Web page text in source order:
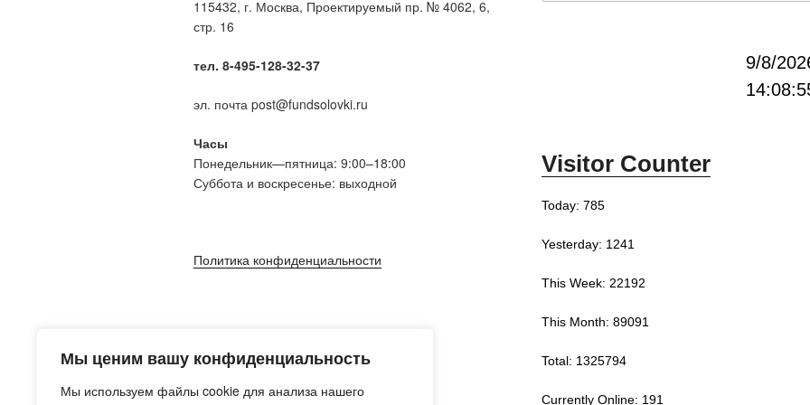
Мы ценим вашу конфиденциальность
Мы используем файлы cookie для анализа нашего
115432, г. Москва, Проектируемый пр. № 4062, 6,
стр. 16
тел. 8-495-128-32-37
эл. почта post@fundsolovki.ru
Часы
Понедельник—пятница: 9:00–18:00
Суббота и воскресенье: выходной
Политика конфиденциальности
9/8/
Visitor Counter
Today: 785
Yesterday: 1241
This Week: 22192
This Month: 89091
Total: 1325794
Currently Online: 191